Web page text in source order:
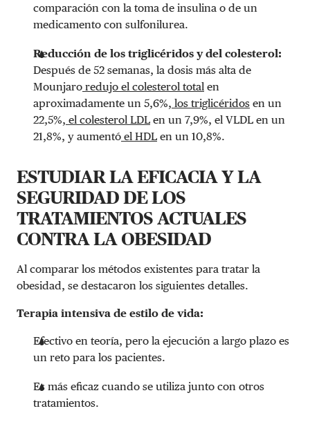
comparación con la toma de insulina o de un
medicamento con sulfonilurea.
Reducción de los triglicéridos y del colesterol:
Después de 52 semanas, la dosis más alta de
Mounjaro redujo el colesterol total en
aproximadamente un 5,6%, los triglicéridos en un
22,5%, el colesterol LDL en un 7,9%, el VLDL en un
21,8%, y aumentó el HDL en un 10,8%.
ESTUDIAR LA EFICACIA Y LA
SEGURIDAD DE LOS
TRATAMIENTOS ACTUALES
CONTRA LA OBESIDAD
Al comparar los métodos existentes para tratar la
obesidad, se destacaron los siguientes detalles.
Terapia intensiva de estilo de vida:
Efectivo en teoría, pero la ejecución a largo plazo es
un reto para los pacientes.
Es más eficaz cuando se utiliza junto con otros
tratamientos.